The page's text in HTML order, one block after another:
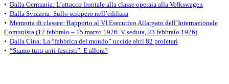
• Dalla Germania: L’attacco frontale alla classe operaia alla Volkswagen
• Dalla Svizzera: Sullo sciopero nell’edilizia
• Memoria di classee: Rapporto al VI Esecutivo Allargato dell’Internazionale
Comunista (17 febbraio – 15 marzo 1926. V seduta, 23 febbraio 1926)
• Dalla Cina: La “fabbrica del mondo” uccide altri 82 proletari
• “Siamo tutti anti-fascisti”. E allora?